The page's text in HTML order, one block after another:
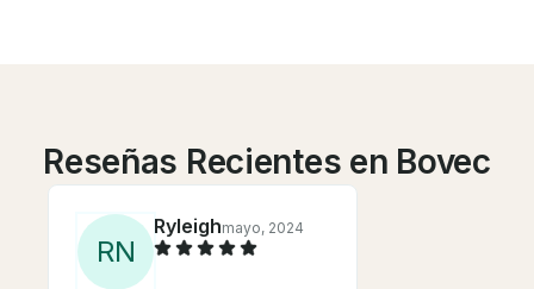
Reseñas Recientes en Bovec
RN
Ryleighmayo, 2024